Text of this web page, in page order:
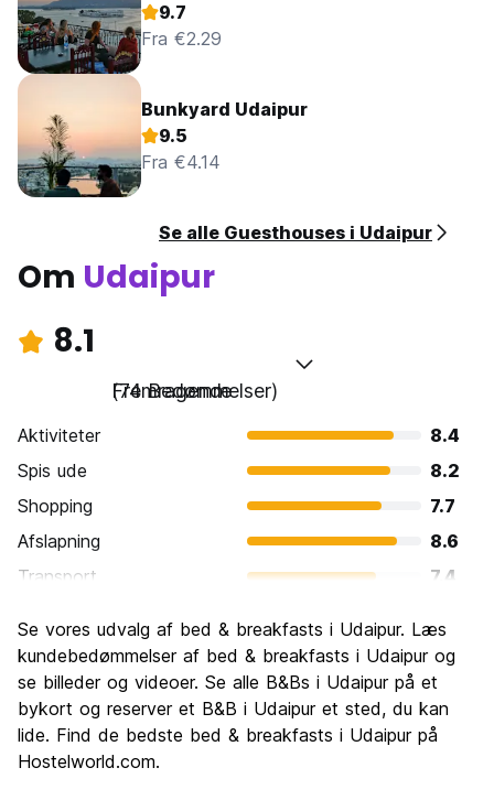
9.7
Fra €2.29
Bunkyard Udaipur
9.5
Fra €4.14
Se alle Guesthouses i Udaipur
Om Udaipur
8.1
Fremragende
(74 Bedømmelser)
Aktiviteter
8.4
Spis ude
8.2
Shopping
7.7
Afslapning
8.6
Transport
7.4
Kultur
9.0
Fester
5.9
Værdi for pengene
8.4
Se vores udvalg af bed & breakfasts i Udaipur. Læs
kundebedømmelser af bed & breakfasts i Udaipur og
se billeder og videoer. Se alle B&Bs i Udaipur på et
bykort og reserver et B&B i Udaipur et sted, du kan
lide. Find de bedste bed & breakfasts i Udaipur på
Hostelworld.com.